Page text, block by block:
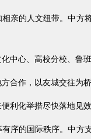
亲的人文纽带。中方
中心、高校分校、鲁
合作，以友城交往为
利化举措尽快落地见
序的国际秩序。中方